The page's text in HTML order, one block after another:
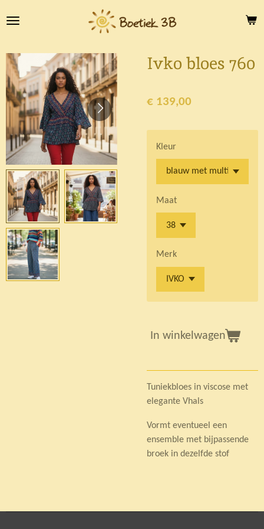
direct
de
hoofdinhoud
Ivko bloes 760
€ 139,00
Kleur
Maat
Merk
In winkelwagen
Tuniekbloes in viscose met
elegante Vhals
Vormt eventueel een
ensemble met bijpassende
broek in dezelfde stof